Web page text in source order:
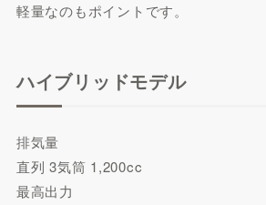
軽量なのもポイントです。
ハイブリッドモデル
排気量
直列 3気筒 1,200cc
最高出力